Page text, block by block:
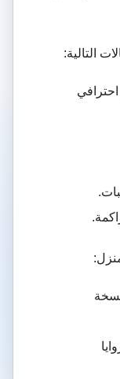
التالية: